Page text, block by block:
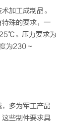
加工成制品。
殊的要求，一
。压力要求为
为230～
多为军工产品
些制件要求具